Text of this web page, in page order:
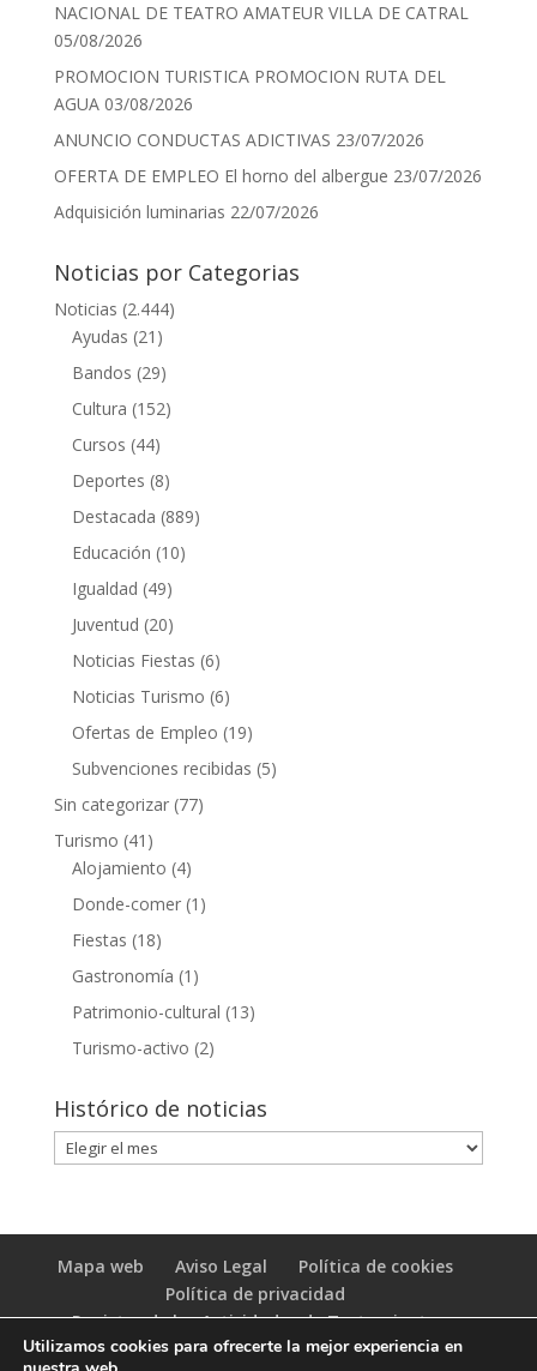
NACIONAL DE TEATRO AMATEUR VILLA DE CATRAL
05/08/2026
PROMOCION TURISTICA PROMOCION RUTA DEL
AGUA 03/08/2026
ANUNCIO CONDUCTAS ADICTIVAS 23/07/2026
OFERTA DE EMPLEO El horno del albergue 23/07/2026
Adquisición luminarias 22/07/2026
Noticias por Categorias
Noticias (2.444)
Ayudas (21)
Bandos (29)
Cultura (152)
Cursos (44)
Deportes (8)
Destacada (889)
Educación (10)
Igualdad (49)
Juventud (20)
Noticias Fiestas (6)
Noticias Turismo (6)
Ofertas de Empleo (19)
Subvenciones recibidas (5)
Sin categorizar(77)
Turismo (41)
Alojamiento (4)
Donde-comer(1)
Fiestas (18)
Gastronomía (1)
Patrimonio-cultural (13)
Turismo-activo (2)
Histórico de noticias
Histórico
de
Mapa web Aviso Legal
Política de cookies
Política de privacidad
Registro de las Actividades de Tratamiento
(RAT)
Utilizamos cookies para ofrecerte la mejor experiencia en